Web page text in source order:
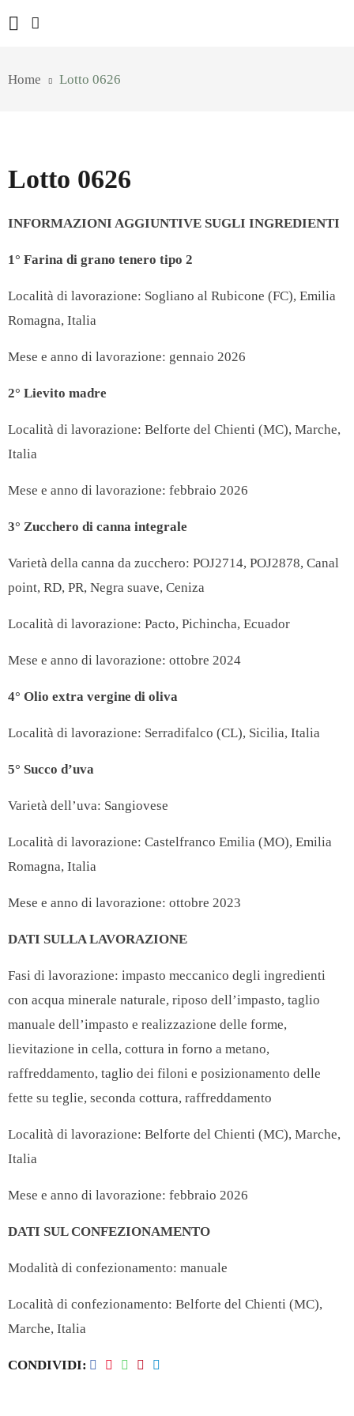
Home Lotto 0626
Lotto 0626
INFORMAZIONI AGGIUNTIVE SUGLI INGREDIENTI
1° Farina di grano tenero tipo 2
Località di lavorazione: Sogliano al Rubicone (FC), Emilia
Romagna, Italia
Mese e anno di lavorazione: gennaio 2026
2° Lievito madre
Località di lavorazione: Belforte del Chienti (MC), Marche,
Italia
Mese e anno di lavorazione: febbraio 2026
3° Zucchero di canna integrale
Varietà della canna da zucchero: POJ2714, POJ2878, Canal
point, RD, PR, Negra suave, Ceniza
Località di lavorazione: Pacto, Pichincha, Ecuador
Mese e anno di lavorazione: ottobre 2024
4° Olio extra vergine di oliva
Località di lavorazione: Serradifalco (CL), Sicilia, Italia
5° Succo d’uva
Varietà dell’uva: Sangiovese
Località di lavorazione: Castelfranco Emilia (MO), Emilia
Romagna, Italia
Mese e anno di lavorazione: ottobre 2023
DATI SULLA LAVORAZIONE
Fasi di lavorazione: impasto meccanico degli ingredienti
con acqua minerale naturale, riposo dell’impasto, taglio
manuale dell’impasto e realizzazione delle forme,
lievitazione in cella, cottura in forno a metano,
raffreddamento, taglio dei filoni e posizionamento delle
fette su teglie, seconda cottura, raffreddamento
Località di lavorazione: Belforte del Chienti (MC), Marche,
Italia
Mese e anno di lavorazione: febbraio 2026
DATI SUL CONFEZIONAMENTO
Modalità di confezionamento: manuale
Località di confezionamento: Belforte del Chienti (MC),
Marche, Italia
CONDIVIDI